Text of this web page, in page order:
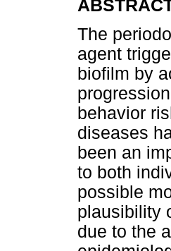
The
agent
biofilm by
behavior
diseases
been an
to both
possible
plausibility
due to the